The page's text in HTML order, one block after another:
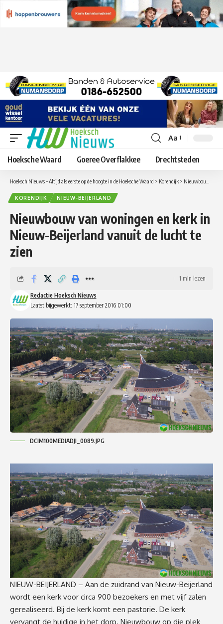
Lettergrootte
aanpassen
Aa
Hoeksche Waard Goeree Overflakkee Drechtsteden
Hoeksch Nieuws – Altijd als eerste op de hoogte in de Hoeksche Waard > Korendijk > Nieuwbouw van woningen en kerk in Nieuw-Beijerland vanuit de lucht te zien
KORENDIJK NIEUW-BEIJERLAND
Nieuwbouw van woningen en kerk in
Nieuw-Beijerland vanuit de lucht te
zien
Laatst bijgewerkt: 17 september 2016 01:00
Redactie Hoeksch Nieuws
1 min lezen
DCIM100MEDIADJI_0089.JPG
NIEUW-BEIJERLAND – Aan de zuidrand van Nieuw-Beijerland
wordt een kerk voor circa 900 bezoekers en met vijf zalen
gerealiseerd. Bij de kerk komt een pastorie. De kerk
vervangt de huidige in het dorp. Nieuwbouw op die plek